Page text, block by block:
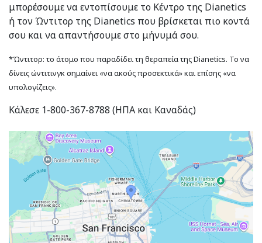
μπορέσουμε να εντοπίσουμε το Κέντρο της Dianetics
ή τον Ώντιτορ της Dianetics που βρίσκεται πιο κοντά
σου και να απαντήσουμε στο μήνυμά σου.
*Ώντιτορ: το άτομο που παραδίδει τη θεραπεία της Dianetics. Το να
δίνεις ώντιτινγκ σημαίνει «να ακούς προσεκτικά» και επίσης «να
υπολογίζεις».
Κάλεσε 1-800-367-8788 (ΗΠΑ και Καναδάς)